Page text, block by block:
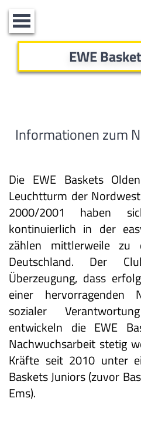
Toggle
navigation
EWE
Informationen zum
Die EWE Baskets
Leuchtturm der
2000/2001 haben
kontinuierlich in der
zählen mittlerweile zu
Deutschland. Der
Überzeugung, dass
einer hervorragenden
sozialer
entwickeln die EWE
Nachwuchsarbeit stetig
Kräfte seit 2010 unter
Baskets Juniors (zuvor
Ems).